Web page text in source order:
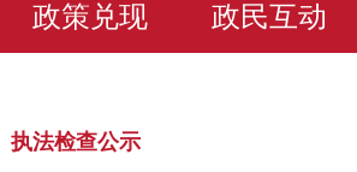
政策兑现 政民互动
执法检查公示